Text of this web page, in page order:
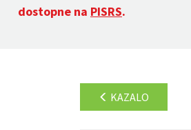
dostopne na PISRS.
KAZALO